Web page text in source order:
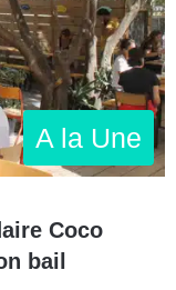
A la Une
Coco
bail